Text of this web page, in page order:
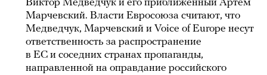
Виктор Медведчук и его приближенный Артем
Марчевский. Власти Евросоюза считают, что
Медведчук, Марчевский и Voice of Europe несут
ответственность за распространение
в ЕС и соседних странах пропаганды,
направленной на оправдание российского